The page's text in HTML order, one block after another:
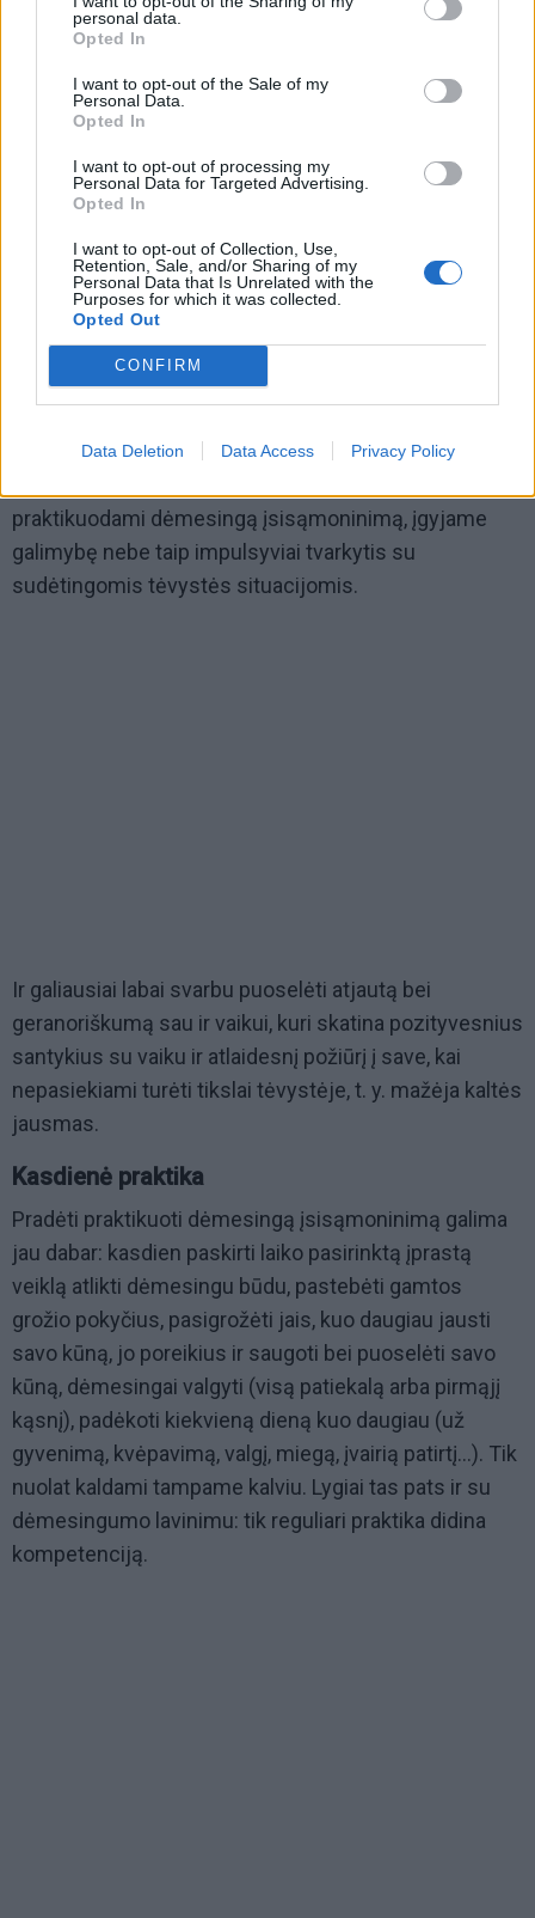
personal data.
Opted In
I want to opt-out of the Sale of my
Personal Data.
Opted In
I want to opt-out of processing my
Personal Data for Targeted Advertising.
Opted In
I want to opt-out of Collection, Use,
Retention, Sale, and/or Sharing of my
Personal Data that Is Unrelated with the
Purposes for which it was collected.
Opted Out
CONFIRM
Data Deletion Data Access Privacy Policy
Dar vienas žingsnis - pastebėti savo paties ir vaiko
mes jų nepastebime ir tarsi su jomis susitapatiname.
Tik susivokę, kas vyksta (supykome, bijome,
nerimaujame dėl vaiko...), galime apgalvotai atsakyti
užuot automatiškai reagavę (sušukti, kad vaikai nutiltų,
bausti ar pamokslauti...) ir pasirinkti neutralaus
praktikuodami dėmesingą įsisąmoninimą, įgyjame
galimybę nebe taip impulsyviai tvarkytis su
sudėtingomis tėvystės situacijomis.
Ir galiausiai labai svarbu puoselėti atjautą bei
geranoriškumą sau ir vaikui, kuri skatina pozityvesnius
santykius su vaiku ir atlaidesnį požiūrį į save, kai
nepasiekiami turėti tikslai tėvystėje, t. y. mažėja kaltės
jausmas.
Kasdienė praktika
Pradėti praktikuoti dėmesingą įsisąmoninimą galima
jau dabar: kasdien paskirti laiko pasirinktą įprastą
veiklą atlikti dėmesingu būdu, pastebėti gamtos
grožio pokyčius, pasigrožėti jais, kuo daugiau jausti
savo kūną, jo poreikius ir saugoti bei puoselėti savo
kūną, dėmesingai valgyti (visą patiekalą arba pirmąjį
kąsnį), padėkoti kiekvieną dieną kuo daugiau (už
gyvenimą, kvėpavimą, valgį, miegą, įvairią patirtį...). Tik
nuolat kaldami tampame kalviu. Lygiai tas pats ir su
dėmesingumo lavinimu: tik reguliari praktika didina
kompetenciją.